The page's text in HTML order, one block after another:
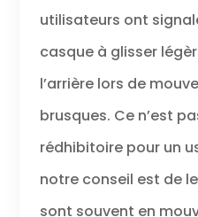
utilisateurs ont
casque à glisser
l’arrière lors de
brusques. Ce n’est
rédhibitoire pour un
notre conseil est de
sont souvent en